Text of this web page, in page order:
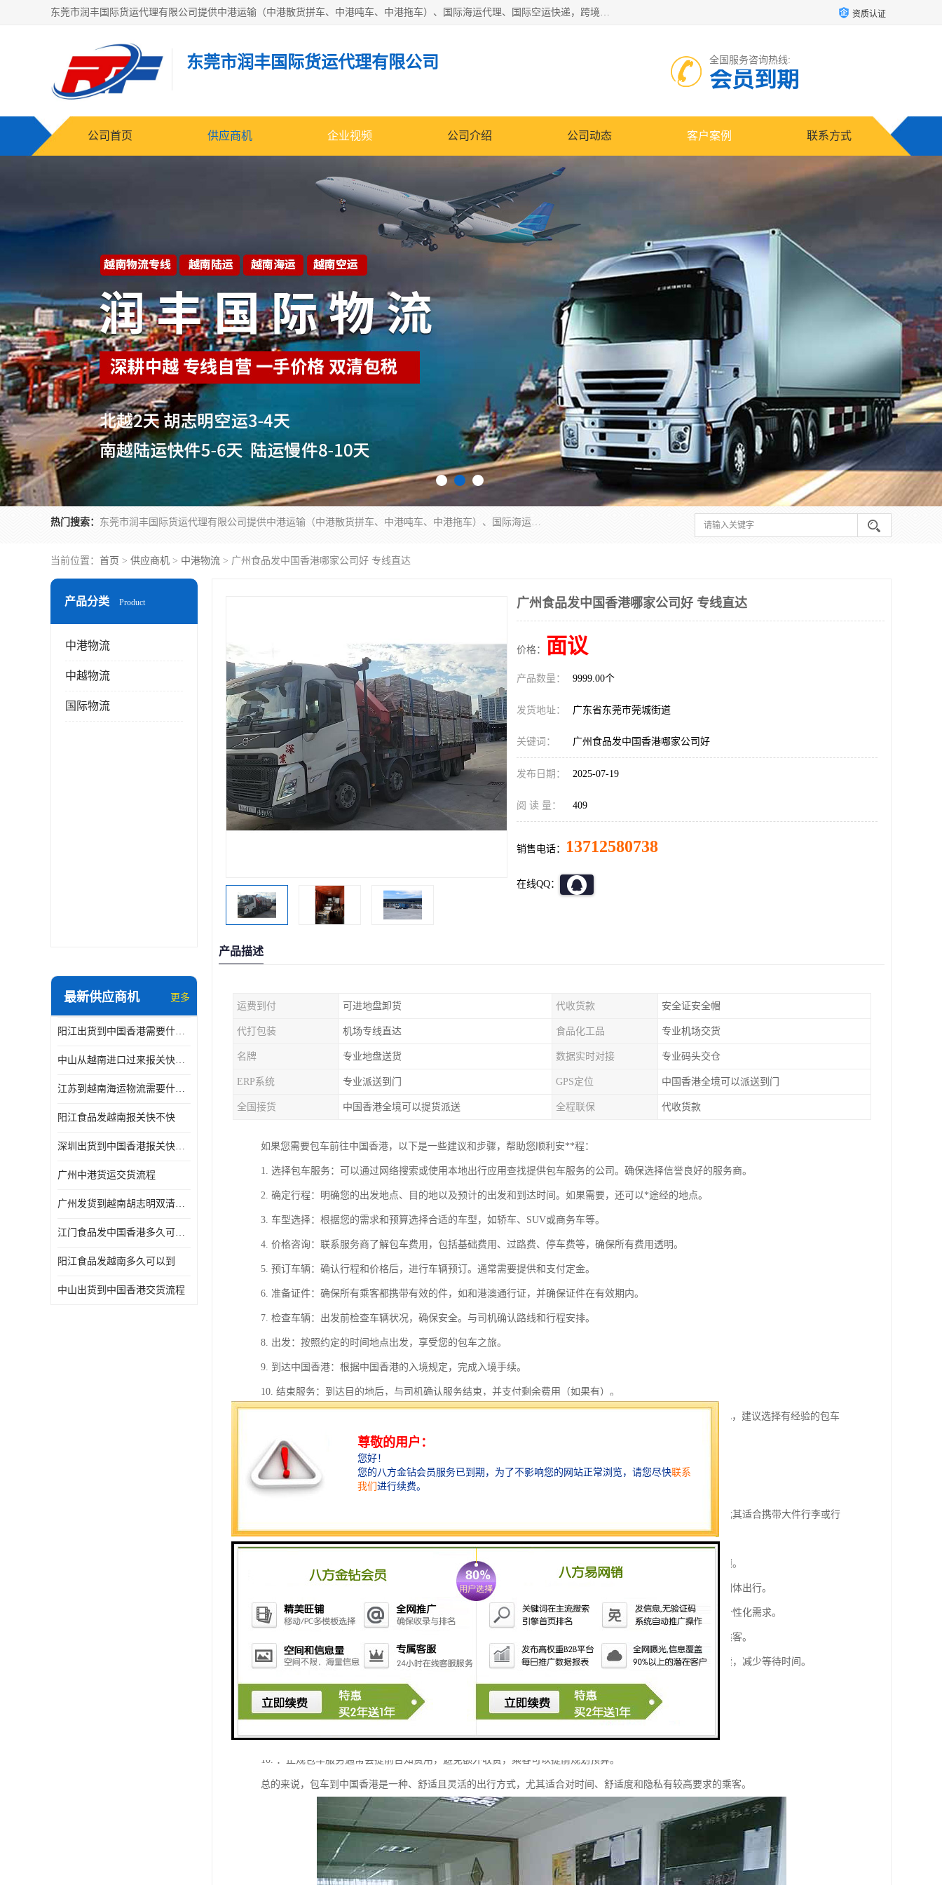
东莞市润丰国际货运代理有限公司提供中港运输（中港散货拼车、中港吨车、中港拖车）、国际海运代理、国际空运快递，跨境电商，亚马逊FBA，国内物流园服务，进出口报关，仓储，提供给客户整套运输解决方案和增值服务 资质认证
东莞市润丰国际货运代理有限公司 全国服务咨询热线:
会员到期
公司首页 供应商机 企业视频 公司介绍 公司动态 客户案例 联系方式
热门搜索： 东莞市润丰国际货运代理有限公司提供中港运输（中港散货拼车、中港吨车、中港拖车）、国际海运代理、国际空运快递，跨境电商，亚马逊FBA，国内物流园服务，进出口报关，仓储，提供给客户整套运输解决方案和增值服务
当前位置： 首页 > 供应商机 > 中港物流 > 广州食品发中国香港哪家公司好 专线直达
产品分类 Product
中港物流
中越物流
国际物流
最新供应商机 更多
阳江出货到中国香港需要什么条件 专线直达
中山从越南进口过来报关快不快
江苏到越南海运物流需要什么条件 一步到位
阳江食品发越南报关快不快
深圳出货到中国香港报关快不快 一手货源
广州中港货运交货流程
广州发货到越南胡志明双清需要什么文件
江门食品发中国香港多久可以到 一键发货
阳江食品发越南多久可以到
中山出货到中国香港交货流程
广州食品发中国香港哪家公司好 专线直达
价格： 面议
产品数量： 9999.00个
发货地址： 广东省东莞市莞城街道
关键词： 广州食品发中国香港哪家公司好
发布日期： 2025-07-19
阅 读 量： 409
销售电话： 13712580738
在线QQ：
产品描述
运费到付 可进地盘卸货 代收货款 安全证安全帽
代打包装 机场专线直达 食品化工品 专业机场交货
名牌 专业地盘送货 数据实时对接 专业码头交仓
ERP系统 专业派送到门 GPS定位 中国香港全境可以派送到门
全国接货 中国香港全境可以提货派送 全程联保 代收货款
如果您需要包车前往中国香港，以下是一些建议和步骤，帮助您顺利安**程：
1. 选择包车服务：可以通过网络搜索或使用本地出行应用查找提供包车服务的公司。确保选择信誉良好的服务商。
2. 确定行程：明确您的出发地点、目的地以及预计的出发和到达时间。如果需要，还可以*途经的地点。
3. 车型选择：根据您的需求和预算选择合适的车型，如轿车、SUV或商务车等。
4. 价格咨询：联系服务商了解包车费用，包括基础费用、过路费、停车费等，确保所有费用透明。
5. 预订车辆：确认行程和价格后，进行车辆预订。通常需要提供和支付定金。
6. 准备证件：确保所有乘客都携带有效的件，如和港澳通行证，并确保证件在有效期内。
7. 检查车辆：出发前检查车辆状况，确保安全。与司机确认路线和行程安排。
8. 出发：按照约定的时间地点出发，享受您的包车之旅。
9. 到达中国香港：根据中国香港的入境规定，完成入境手续。
10. 结束服务：到达目的地后，与司机确认服务结束，并支付剩余费用（如果有）。
请注意，由于中国香港是中国的特别行政区，内地车辆进入中国香港需要办理相关手续，如粤港两地等。因此，建议选择有经验的包车
服务商，他们通常能够处理这些手续。
此外，由于政策和规定可能会发生变化，建议在出行前查阅新的入境和交通规定，以确保顺利通行。
包车到中国香港的特点主要体现在以下几个方面：
1. 灵活性与便捷性：包车服务可以根据乘客的需求灵活安**程，无需受限于公共交通的固定路线和时间表，尤其适合携带大件行李或行
动不便的旅客。
2. 点对点服务：包车通常提供门到门的接送服务，乘客可以直接从出发地到达目的地，避免了中途换乘的麻烦。
3. 舒适性：包车通常配备舒适的座椅和空调，提供更加私密和舒适的乘车环境，尤其适合家庭、商务人士或团体出行。
4. 定制化服务：乘客可以根据自己的需求选择车型、路线和服务内容，甚至可以安排中途停留或观光，满足个性化需求。
5. 节省时间：包车通常选择优路线，避免拥堵，能够快速到达目的地，尤其适合赶时间或对时间要求较高的乘客。
6. 跨境便利：对于从内地到中国香港的包车服务，司机通常熟悉两地交通规则和通关流程，能够完成跨境手续，减少等待时间。
7. 安全性：正规包车公司通常提供司机和经过严格检查的车辆，确保乘客的安全。
8. 适合团体出行：对于家庭、朋友或商务团体，包车可以容纳多人，分摊费用后，且方便统一行动。
9. 隐私保护：包车提供立的乘车空间，适合需要隐私保护的乘客，如商务洽谈或家庭出行。
10. ：正规包车服务通常会提前告知费用，避免额外收费，乘客可以提前规划预算。
总的来说，包车到中国香港是一种、舒适且灵活的出行方式，尤其适合对时间、舒适度和隐私有较高要求的乘客。